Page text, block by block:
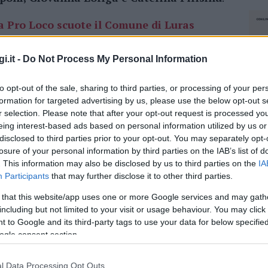
- Do Not Process My Personal Information
opt-out of the sale, sharing to third parties, or processing of your
for targeted advertising by us, please use the below opt-out
selection. Please note that after your opt-out request is processed
interest-based ads based on personal information utilized by us
to third parties prior to your opt-out. You may separately
of your personal information by third parties on the IAB’s list of
This information may also be disclosed by us to third parties on the
Participants that may further disclose it to other third parties.
that this website/app uses one or more Google services and may
but not limited to your visit or usage behaviour. You may
to Google and its third-party tags to use your data for below
consent section.
Data Processing Opt Outs
Loco scuote il Comune di Luras
marzo una seduta del Consiglio comunale,
situazione. Una delle ipotesi è il
se il sindaco sembra voler proseguire. Gli
hanno diffuso una nota, precisando che le
alle recenti vicenderiguardanti la Pro Loco
come i due enti avessero sempre
Hanno inoltre ritenuto opportuno
contribuito a tale collaborazione.
la ragione delle dimissioni, che non
interna nell’amministrazione lurese. I
a loro avviso, aveva dimostrato una
Una crisi che si protraeva ormai da
tentativi di mediazione.